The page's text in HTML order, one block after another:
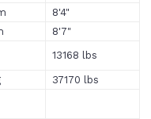
8'4"
8'7"
13168 lbs
37170 lbs